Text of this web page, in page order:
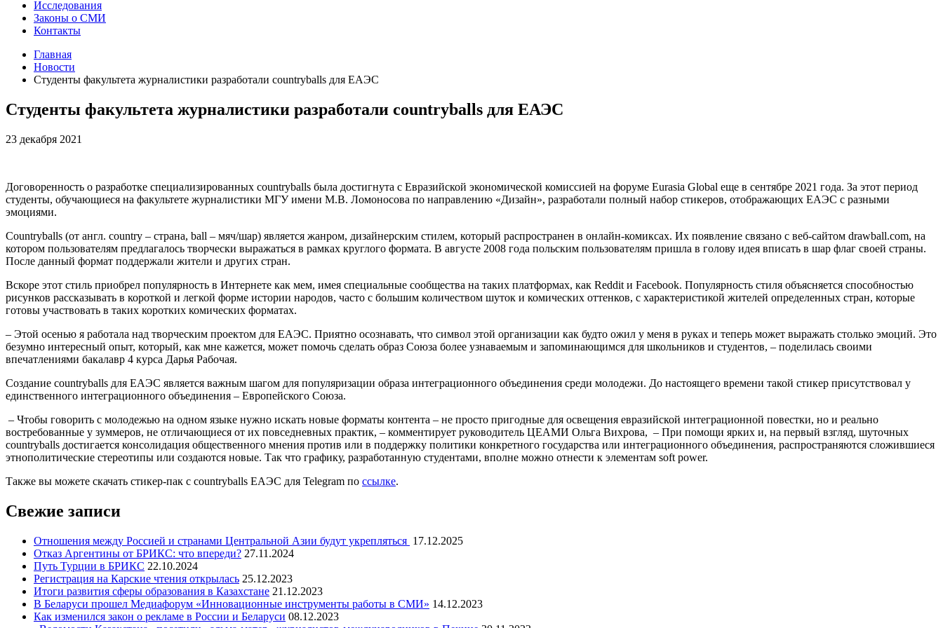
Исследования
Законы о СМИ
Контакты
Главная
Новости
Студенты факультета журналистики разработали countryballs для ЕАЭС
Студенты факультета журналистики разработали countryballs для ЕАЭС
23 декабря 2021
Договоренность о разработке специализированных countryballs была достигнута с Евразийской экономической комиссией на форуме Eurasia Global еще в сентябре 2021 года. За этот период
студенты, обучающиеся на факультете журналистики МГУ имени М.В. Ломоносова по направлению «Дизайн», разработали полный набор стикеров, отображающих ЕАЭС с разными
эмоциями.
Countryballs (от англ. country – страна, ball – мяч/шар) является жанром, дизайнерским стилем, который распространен в онлайн-комиксах. Их появление связано с веб-сайтом drawball.com, на
котором пользователям предлагалось творчески выражаться в рамках круглого формата. В августе 2008 года польским пользователям пришла в голову идея вписать в шар флаг своей страны.
После данный формат поддержали жители и других стран.
Вскоре этот стиль приобрел популярность в Интернете как мем, имея специальные сообщества на таких платформах, как Reddit и Facebook. Популярность стиля объясняется способностью
рисунков рассказывать в короткой и легкой форме истории народов, часто с большим количеством шуток и комических оттенков, с характеристикой жителей определенных стран, которые
готовы участвовать в таких коротких комических форматах.
– Этой осенью я работала над творческим проектом для ЕАЭС. Приятно осознавать, что символ этой организации как будто ожил у меня в руках и теперь может выражать столько эмоций. Это
безумно интересный опыт, который, как мне кажется, может помочь сделать образ Союза более узнаваемым и запоминающимся для школьников и студентов, – поделилась своими
впечатлениями бакалавр 4 курса Дарья Рабочая.
Создание countryballs для ЕАЭС является важным шагом для популяризации образа интеграционного объединения среди молодежи. До настоящего времени такой стикер присутствовал у
единственного интеграционного объединения – Европейского Союза.
– Чтобы говорить с молодежью на одном языке нужно искать новые форматы контента – не просто пригодные для освещения евразийской интеграционной повестки, но и реально
востребованные у зуммеров, не отличающиеся от их повседневных практик, – комментирует руководитель ЦЕАМИ Ольга Вихрова, – При помощи ярких и, на первый взгляд, шуточных
countryballs достигается консолидация общественного мнения против или в поддержку политики конкретного государства или интеграционного объединения, распространяются сложившиеся
этнополитические стереотипы или создаются новые. Так что графику, разработанную студентами, вполне можно отнести к элементам soft power.
Также вы можете скачать стикер-пак с countryballs ЕАЭС для Telegram по ссылке.
Свежие записи
Отношения между Россией и странами Центральной Азии будут укрепляться 17.12.2025
Отказ Аргентины от БРИКС: что впереди? 27.11.2024
Путь Турции в БРИКС 22.10.2024
Регистрация на Карские чтения открылась 25.12.2023
Итоги развития сферы образования в Казахстане 21.12.2023
В Беларуси прошел Медиафорум «Инновационные инструменты работы в СМИ» 14.12.2023
Как изменился закон о рекламе в России и Беларуси 08.12.2023